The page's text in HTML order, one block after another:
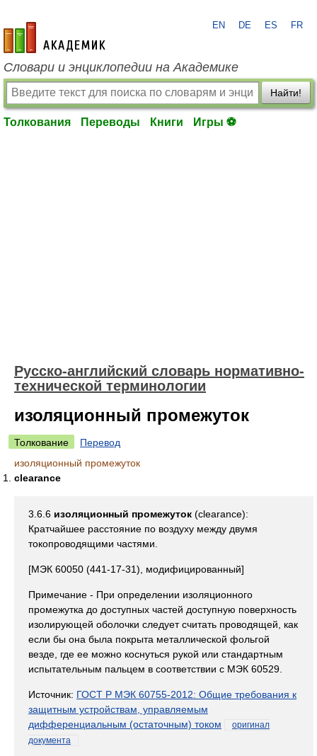
academic.ru
EN DE ES FR
Словари и энциклопедии на Академике
Найти!
Толкования Переводы Книги Игры ⚽
Русско-английский словарь нормативно-
технической терминологии
изоляционный промежуток
Толкование
Перевод
изоляционный промежуток
clearance
3.6.6 изоляционный промежуток (clearance):
Кратчайшее расстояние по воздуху между двумя
токопроводящими частями.
[МЭК 60050 (441-17-31), модифицированный]
Примечание - При определении изоляционного
промежутка до доступных частей доступную поверхность
изолирующей оболочки следует считать проводящей, как
если бы она была покрыта металлической фольгой
везде, где ее можно коснуться рукой или стандартным
испытательным пальцем в соответствии с МЭК 60529.
Источник: ГОСТ Р МЭК 60755-2012: Общие требования к
защитным устройствам, управляемым
дифференциальным (остаточным) током
оригинал
документа